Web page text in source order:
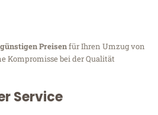
günstigen Preisenfür Ihren Umzug von
Kompromisse bei der Qualität
Service